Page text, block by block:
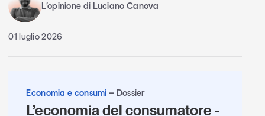
L’opinione di Luciano Canova
01 luglio 2026
Economia e consumi Dossier
L’economia del consumatore -